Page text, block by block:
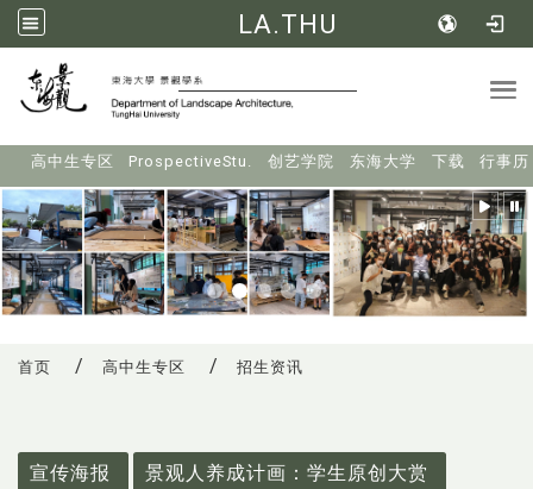
LA.THU
高中生专区 ProspectiveStu. 创艺学院 东海大学 下载 行事历
首页 高中生专区 招生资讯
宣传海报
景观人养成计画：学生原创大赏